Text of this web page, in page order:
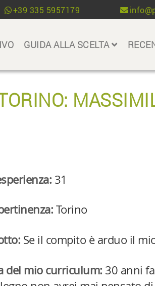
+39 335 5957179
GUIDA ALLA SCELTA
31
Torino
Se il compito è arduo il
del mio curriculum: 30 anni